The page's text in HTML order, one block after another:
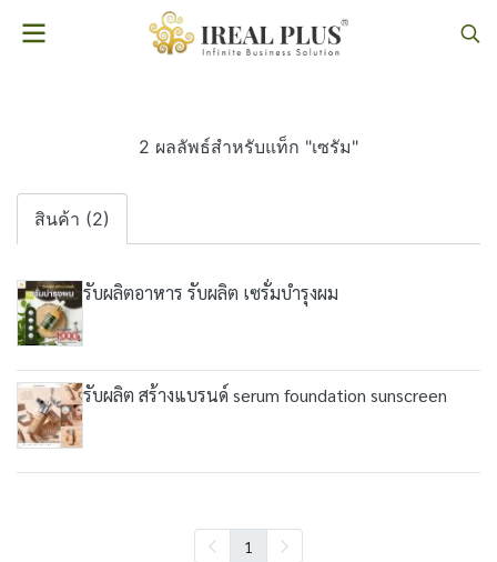
2 ผลลัพธ์สำหรับแท็ก "เซรัม"
สินค้า (2)
รับผลิตอาหาร รับผลิต เซรั่มบำรุงผม
รับผลิต สร้างแบรนด์ serum foundation sunscreen
1